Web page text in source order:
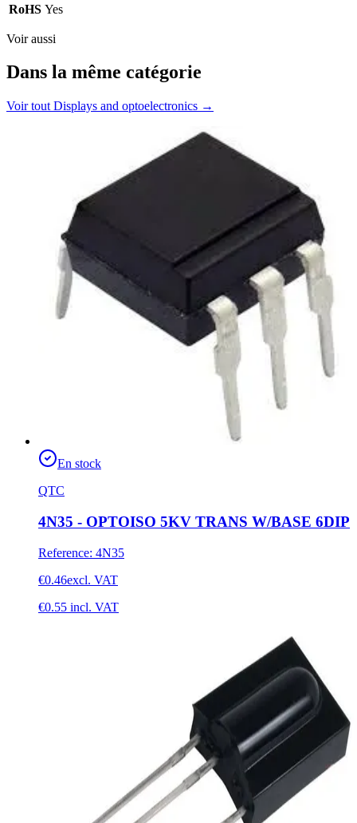
RoHS Yes
Voir aussi
Dans la même catégorie
Voir tout Displays and optoelectronics →
En stock
QTC
4N35 - OPTOISO 5KV TRANS W/BASE 6DIP
Reference: 4N35
€0.46excl. VAT
€0.55 incl. VAT